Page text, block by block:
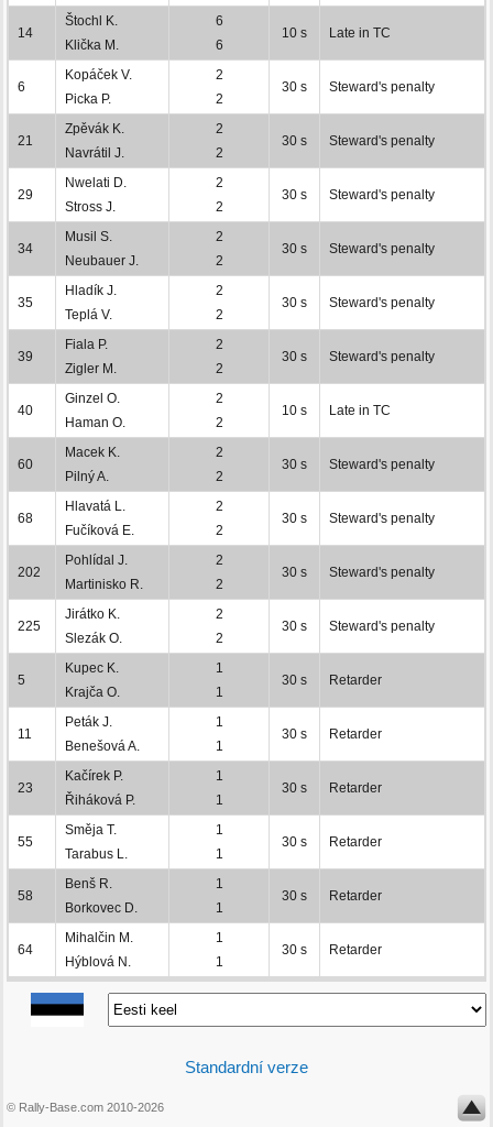
14
Štochl K.
Klička M.
6
6
10 s Late in TC
6
Kopáček V.
Picka P.
2
2
30 s Steward's penalty
21
Zpěvák K.
Navrátil J.
2
2
30 s Steward's penalty
29
Nwelati D.
Stross J.
2
2
30 s Steward's penalty
34
Musil S.
Neubauer J.
2
2
30 s Steward's penalty
35
Hladík J.
Teplá V.
2
2
30 s Steward's penalty
39
Fiala P.
Zigler M.
2
2
30 s Steward's penalty
40
Ginzel O.
Haman O.
2
2
10 s Late in TC
60
Macek K.
Pilný A.
2
2
30 s Steward's penalty
68
Hlavatá L.
Fučíková E.
2
2
30 s Steward's penalty
202
Pohlídal J.
Martinisko R.
2
2
30 s Steward's penalty
225
Jirátko K.
Slezák O.
2
2
30 s Steward's penalty
5
Kupec K.
Krajča O.
1
1
30 s Retarder
11
Peták J.
Benešová A.
1
1
30 s Retarder
23
Kačírek P.
Řiháková P.
1
1
30 s Retarder
55
Směja T.
Tarabus L.
1
1
30 s Retarder
58
Benš R.
Borkovec D.
1
1
30 s Retarder
64
Mihalčin M.
Hýblová N.
1
1
30 s Retarder
Standardní verze
© Rally-Base.com 2010-2026